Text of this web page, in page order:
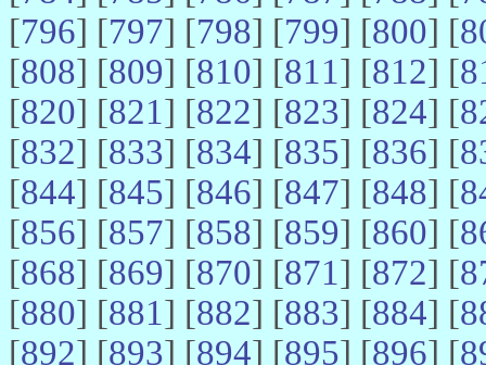
[796] [797] [798] [799] [800] [
[808] [809] [810] [811] [812] [
[820] [821] [822] [823] [824] [
[832] [833] [834] [835] [836] [
[844] [845] [846] [847] [848] [
[856] [857] [858] [859] [860] [
[868] [869] [870] [871] [872] [
[880] [881] [882] [883] [884] [
[892] [893] [894] [895] [896] [